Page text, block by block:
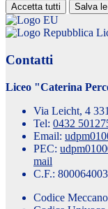
Accetta tutti Salva
Contatti
Liceo "Caterina
Via Leicht, 4
Tel: 0432
Email:
PEC:
mail
C.F.:
Codice